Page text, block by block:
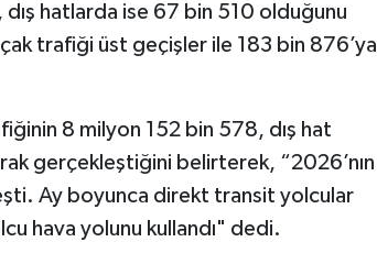
dış hatlarda ise 67 bin 510 olduğunu
trafiği üst geçişler ile 183 bin 876’ya
8 milyon 152 bin 578, dış hat
gerçekleştiğini belirterek, “2026’nın
Ay boyunca direkt transit yolcular
hava yolunu kullandı" dedi.